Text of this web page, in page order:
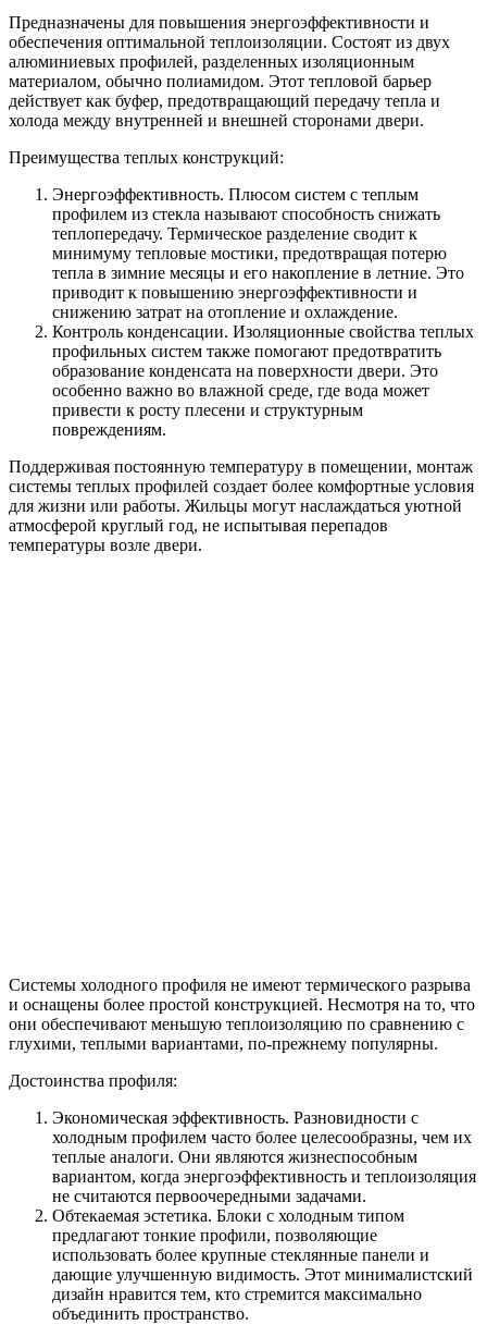
Предназначены для повышения энергоэффективности и
обеспечения оптимальной теплоизоляции. Состоят из двух
алюминиевых профилей, разделенных изоляционным
материалом, обычно полиамидом. Этот тепловой барьер
действует как буфер, предотвращающий передачу тепла и
холода между внутренней и внешней сторонами двери.
Преимущества теплых конструкций:
Энергоэффективность. Плюсом систем с теплым
профилем из стекла называют способность снижать
теплопередачу. Термическое разделение сводит к
минимуму тепловые мостики, предотвращая потерю
тепла в зимние месяцы и его накопление в летние. Это
приводит к повышению энергоэффективности и
снижению затрат на отопление и охлаждение.
Контроль конденсации. Изоляционные свойства теплых
профильных систем также помогают предотвратить
образование конденсата на поверхности двери. Это
особенно важно во влажной среде, где вода может
привести к росту плесени и структурным
повреждениям.
Поддерживая постоянную температуру в помещении, монтаж
системы теплых профилей создает более комфортные условия
для жизни или работы. Жильцы могут наслаждаться уютной
атмосферой круглый год, не испытывая перепадов
температуры возле двери.
Системы холодного профиля не имеют термического разрыва
и оснащены более простой конструкцией. Несмотря на то, что
они обеспечивают меньшую теплоизоляцию по сравнению с
глухими, теплыми вариантами, по-прежнему популярны.
Достоинства профиля:
Экономическая эффективность. Разновидности с
холодным профилем часто более целесообразны, чем их
теплые аналоги. Они являются жизнеспособным
вариантом, когда энергоэффективность и теплоизоляция
не считаются первоочередными задачами.
Обтекаемая эстетика. Блоки с холодным типом
предлагают тонкие профили, позволяющие
использовать более крупные стеклянные панели и
дающие улучшенную видимость. Этот минималистский
дизайн нравится тем, кто стремится максимально
объединить пространство.